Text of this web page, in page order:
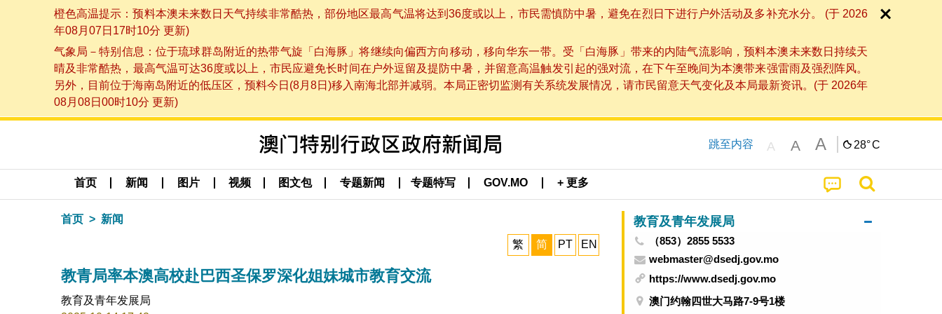
橙色高温提示：预料本澳未来数日天气持续非常酷热，部份地区最高气温将达到36度或以上，市民需慎防中暑，避免在烈日下进行户外活动及多补充水分。 (于 2026
年08月07日17时10分 更新)
气象局－特别信息：位于琉球群岛附近的热带气旋「白海豚」将继续向偏西方向移动，移向华东一带。受「白海豚」带来的内陆气流影响，预料本澳未来数日持续天
晴及非常酷热，最高气温可达36度或以上，市民应避免长时间在户外逗留及提防中暑，并留意高温触发引起的强对流，在下午至晚间为本澳带来强雷雨及强烈阵风。
另外，目前位于海南岛附近的低压区，预料今日(8月8日)移入南海北部并减弱。本局正密切监测有关系统发展情况，请市民留意天气变化及本局最新资讯。(于 2026年
08月08日00时10分 更新)
跳至内容 A A A 28°C
首页 新闻 图片 视频 图文包 专题新闻 专题特写 GOV.MO + 更多
首页 新闻
繁 简 PT EN
教青局率本澳高校赴巴西圣保罗深化姐妹城市教育交流
教育及青年发展局
教育及青年发展局
（853）2855 5533
webmaster@dsedj.gov.mo
https://www.dsedj.gov.mo
澳门约翰四世大马路7-9号1楼